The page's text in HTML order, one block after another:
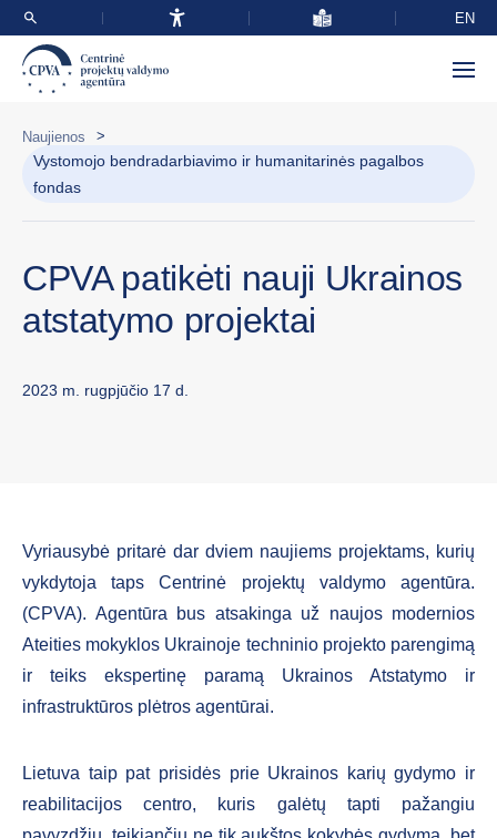
EN
Naujienos >
Vystomojo bendradarbiavimo ir humanitarinės pagalbos
fondas
CPVA patikėti nauji Ukrainos
atstatymo projektai
2023 m. rugpjūčio 17 d.
Vyriausybė pritarė dar dviem naujiems projektams, kurių
vykdytoja taps Centrinė projektų valdymo agentūra.
(CPVA). Agentūra bus atsakinga už naujos modernios
Ateities mokyklos Ukrainoje techninio projekto parengimą
ir teiks ekspertinę paramą Ukrainos Atstatymo ir
infrastruktūros plėtros agentūrai.
Lietuva taip pat prisidės prie Ukrainos karių gydymo ir
reabilitacijos centro, kuris galėtų tapti pažangiu